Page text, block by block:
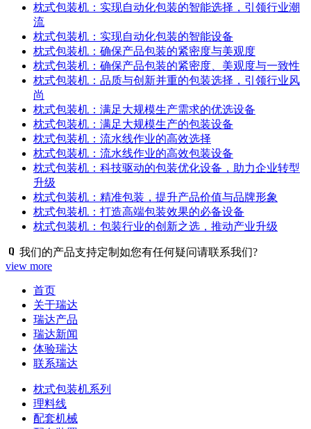
枕式包装机：实现自动化包装的智能选择，引领行业潮
流
枕式包装机：实现自动化包装的智能设备
枕式包装机：确保产品包装的紧密度与美观度
枕式包装机：确保产品包装的紧密度、美观度与一致性
枕式包装机：品质与创新并重的包装选择，引领行业风
尚
枕式包装机：满足大规模生产需求的优选设备
枕式包装机：满足大规模生产的包装设备
枕式包装机：流水线作业的高效选择
枕式包装机：流水线作业的高效包装设备
枕式包装机：科技驱动的包装优化设备，助力企业转型
升级
枕式包装机：精准包装，提升产品价值与品牌形象
枕式包装机：打造高端包装效果的必备设备
枕式包装机：包装行业的创新之选，推动产业升级
我们的产品支持定制如您有任何疑问请联系我们?
view more
首页
关于瑞达
瑞达产品
瑞达新闻
体验瑞达
联系瑞达
枕式包装机系列
理料线
配套机械